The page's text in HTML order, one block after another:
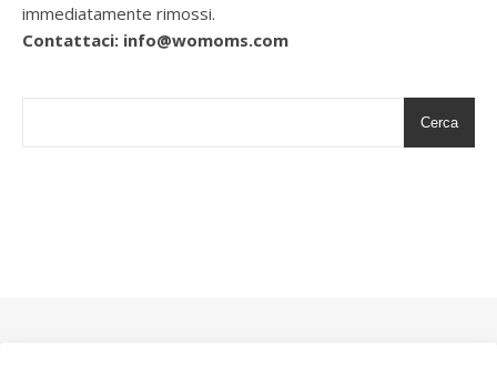
immediatamente rimossi.
Contattaci: info@womoms.com
Cerca